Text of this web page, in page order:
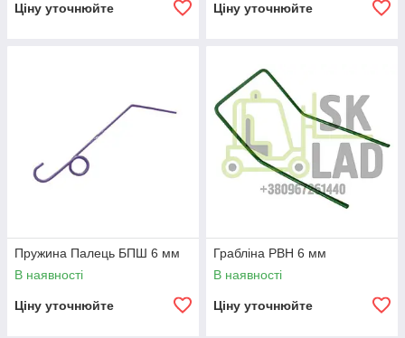
Ціну уточнюйте Ціну уточнюйте
Пружина Палець БПШ 6 мм
В наявності
Ціну уточнюйте
Грабліна РВН 6 мм
В наявності
Ціну уточнюйте